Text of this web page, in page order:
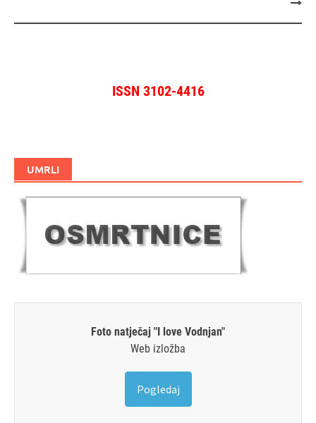
ISSN 3102-4416
UMRLI
Foto natječaj "I love Vodnjan"
Web izložba
Pogledaj